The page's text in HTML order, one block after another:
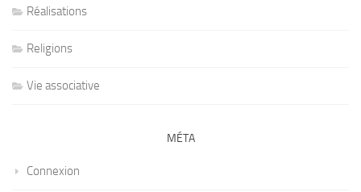
Réalisations
Religions
Vie associative
MÉTA
Connexion